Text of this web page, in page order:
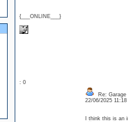
{___ONLINE___}
: 0
Re: Garage
22/06/2025
I think this is an